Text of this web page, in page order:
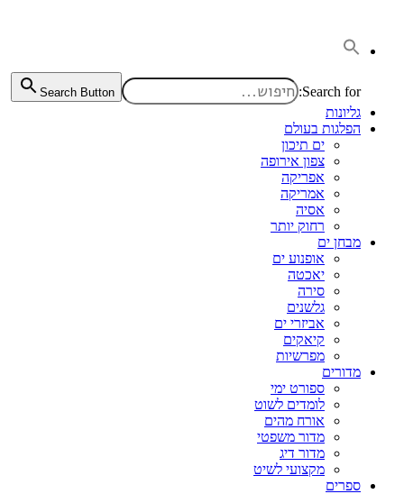
Search for:
Search Button
גליונות
הפלגות בעולם
ים תיכון
צפון אירופה
אפריקה
אמריקה
אסיה
רחוק יותר
מבחן ים
אופנוע ים
יאכטה
סירה
גלשנים
אביזרי ים
קיאקים
מפרשיות
מדורים
ספורט ימי
לומדים לשוט
אורח מהים
מדור משפטי
מדור דיג
מקצועי לשיט
ספרים